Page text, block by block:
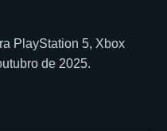
PlayStation 5, Xbox
de 2025.